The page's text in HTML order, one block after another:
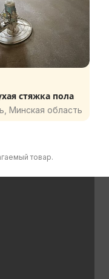
стяжка пола
Минская область
товар.